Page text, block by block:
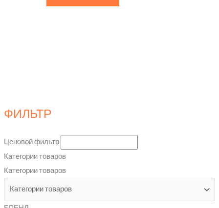
ФИЛЬТР
Ценовой фильтр
Категории товаров
Категории товаров